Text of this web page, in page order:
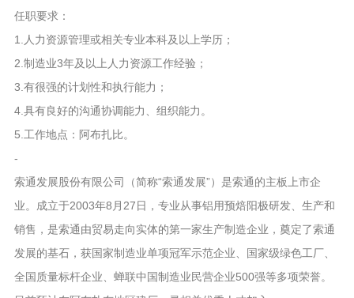
任职要求：
1.人力资源管理或相关专业本科及以上学历；
2.制造业3年及以上人力资源工作经验；
3.有很强的计划性和执行能力；
4.具有良好的沟通协调能力、组织能力。
5.工作地点：阿布扎比。
-
索通发展股份有限公司（简称“索通发展”）是索通的主板上市企
业。成立于2003年8月27日，专业从事铝用预焙阳极研发、生产和
销售，是索通由贸易走向实体的第一家生产制造企业，奠定了索通
发展的基石，获国家制造业单项冠军示范企业、国家级绿色工厂、
全国质量标杆企业、蝉联中国制造业民营企业500强等多项荣誉。